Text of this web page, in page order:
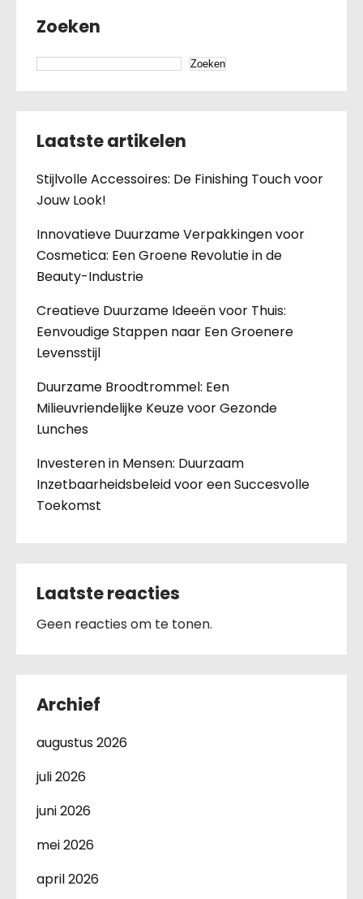
Zoeken
Zoeken
Laatste artikelen
Stijlvolle Accessoires: De Finishing Touch voor
Jouw Look!
Innovatieve Duurzame Verpakkingen voor
Cosmetica: Een Groene Revolutie in de
Beauty-Industrie
Creatieve Duurzame Ideeën voor Thuis:
Eenvoudige Stappen naar Een Groenere
Levensstijl
Duurzame Broodtrommel: Een
Milieuvriendelijke Keuze voor Gezonde
Lunches
Investeren in Mensen: Duurzaam
Inzetbaarheidsbeleid voor een Succesvolle
Toekomst
Laatste reacties
Geen reacties om te tonen.
Archief
augustus 2026
juli 2026
juni 2026
mei 2026
april 2026